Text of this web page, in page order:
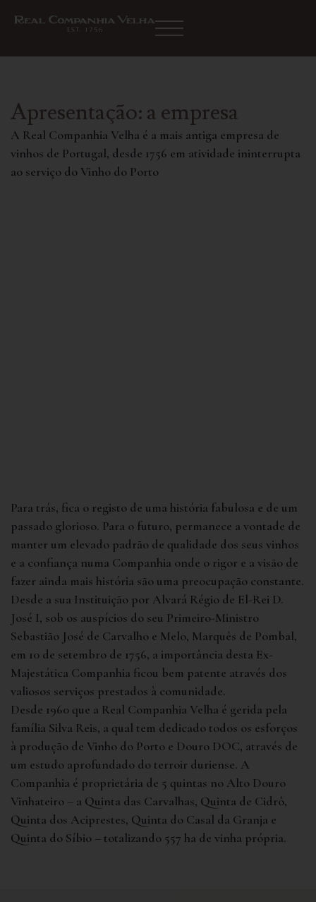
Apresentação: a empresa
A Real Companhia Velha é a mais antiga empresa de
vinhos de Portugal, desde 1756 em atividade ininterrupta
ao serviço do Vinho do Porto
Para trás, fica o registo de uma história fabulosa e de um
passado glorioso. Para o futuro, permanece a vontade de
manter um elevado padrão de qualidade dos seus vinhos
e a confiança numa Companhia onde o rigor e a visão de
fazer ainda mais história são uma preocupação constante.
Desde a sua Instituição por Alvará Régio de El-Rei D.
José I, sob os auspícios do seu Primeiro-Ministro
Sebastião José de Carvalho e Melo, Marquês de Pombal,
em 10 de setembro de 1756, a importância desta Ex-
Majestática Companhia ficou bem patente através dos
valiosos serviços prestados à comunidade.
Desde 1960 que a Real Companhia Velha é gerida pela
família Silva Reis, a qual tem dedicado todos os esforços
à produção de Vinho do Porto e Douro DOC, através de
um estudo aprofundado do terroir duriense. A
Companhia é proprietária de 5 quintas no Alto Douro
Vinhateiro – a Quinta das Carvalhas, Quinta de Cidrô,
Quinta dos Aciprestes, Quinta do Casal da Granja e
Quinta do Síbio – totalizando 557 ha de vinha própria.